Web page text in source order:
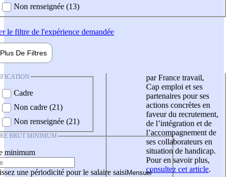
Non renseignée (13)
le filtre de l'expérience demandée
Plus De Filtres
Cadre
Non cadre (21)
Non renseignée (21)
BRUT MINIMUM
minimum
une périodicité pour le salaire saisi
par France travail,
Cap emploi et ses
partenaires pour ses
actions concrètes en
faveur du recrutement,
de l’intégration et de
l’accompagnement de
ses collaborateurs en
situation de handicap.
Pour en savoir plus,
consultez cet article.